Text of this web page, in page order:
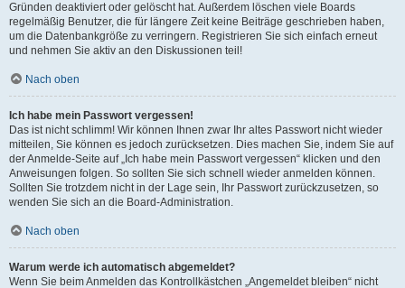
Gründen deaktiviert oder gelöscht hat. Außerdem löschen viele Boards
regelmäßig Benutzer, die für längere Zeit keine Beiträge geschrieben haben,
um die Datenbankgröße zu verringern. Registrieren Sie sich einfach erneut
und nehmen Sie aktiv an den Diskussionen teil!
Nach oben
Ich habe mein Passwort vergessen!
Das ist nicht schlimm! Wir können Ihnen zwar Ihr altes Passwort nicht wieder
mitteilen, Sie können es jedoch zurücksetzen. Dies machen Sie, indem Sie auf
der Anmelde-Seite auf „Ich habe mein Passwort vergessen“ klicken und den
Anweisungen folgen. So sollten Sie sich schnell wieder anmelden können.
Sollten Sie trotzdem nicht in der Lage sein, Ihr Passwort zurückzusetzen, so
wenden Sie sich an die Board-Administration.
Nach oben
Warum werde ich automatisch abgemeldet?
Wenn Sie beim Anmelden das Kontrollkästchen „Angemeldet bleiben“ nicht